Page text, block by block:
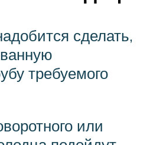
сделать,
требуемого
или